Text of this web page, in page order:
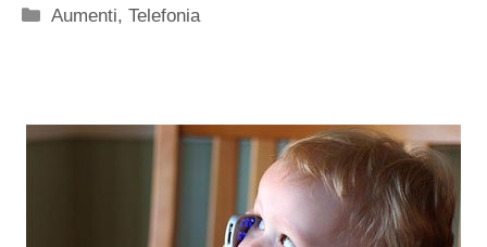
Categorie
Aumenti,Telefonia